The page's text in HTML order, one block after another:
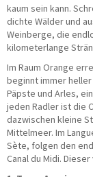
kaum sein kann.
dichte Wälder und
Weinberge, die
kilometerlange
Im Raum Orange
beginnt immer
Päpste und Arles,
jeden Radler ist die
dazwischen kleine
Mittelmeer. Im
Sète, folgen den
Canal du Midi.